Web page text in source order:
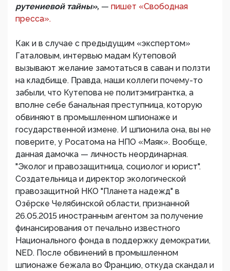
рутениевой тайны», — пишет «Свободная
пресса».
Как и в случае с предыдущим «экспертом»
Гаталовым, интервью мадам Кутеповой
вызывают желание замотаться в саван и ползти
на кладбище. Правда, наши коллеги почему-то
забыли, что Кутепова не политэмигрантка, а
вполне себе банальная преступница, которую
обвиняют в промышленном шпионаже и
государственной измене. И шпионила она, вы не
поверите, у Росатома на НПО «Маяк». Вообще,
данная дамочка — личность неординарная.
"Эколог и правозащитница, социолог и юрист".
Создательница и директор экологической
правозащитной НКО "Планета надежд" в
Озёрске Челябинской области, признанной
26.05.2015 иностранным агентом за получение
финансирования от печально известного
Национального фонда в поддержку демократии,
NED. После обвинений в промышленном
шпионаже бежала во Францию, откуда скандал и